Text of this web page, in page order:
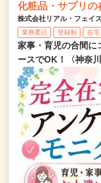
化粧品・サプリの
株式会社リアル・フェイス
業務委託 登録制 在宅
家事・育児の合間に
ースでOK！〈神奈川